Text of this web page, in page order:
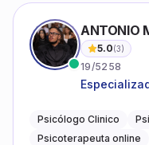
ANTONIO
5.0(3)
19/5258
familiares e
Psicólogo Clinico
Psicoterapeuta online